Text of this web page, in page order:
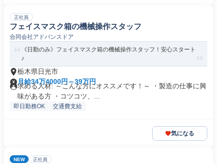
正社員
フェイスマスク箱の機械操作スタッフ
合同会社アドバンスドア
《日勤のみ》フェイスマスク箱の機械操作スタッフ！安心スタート
♪
栃木県日光市
月給34万4000円～39万円
求める人材: ～こんな方にオススメです！～ ・製造の仕事に興
味がある方 ・コツコツ、...
即日勤務OK 交通費支給
気になる
NEW 正社員